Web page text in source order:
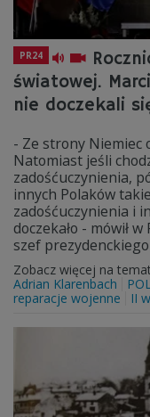
PR24
światowej.
nie doczekali
- Ze strony Niemiec
Natomiast jeśli
zadośćuczynienia,
innych Polaków
zadośćuczynienia i
doczekało - mówił
szef
Zobacz więcej na
Adrian Klarenbach
reparacje wojenne
II